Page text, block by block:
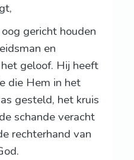
gericht houden
en
geloof. Hij heeft
die Hem in het
gesteld, het kruis
schande veracht
rechterhand van